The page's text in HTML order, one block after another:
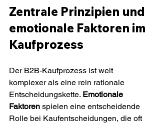
Zentrale Prinzipien und
emotionale Faktoren im
Kaufprozess
Der B2B-Kaufprozess ist weit
komplexer als eine rein rationale
Entscheidungskette. Emotionale
Faktoren spielen eine entscheidende
Rolle bei Kaufentscheidungen, die oft